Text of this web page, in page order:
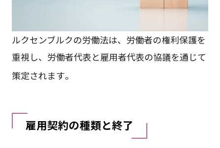
ルクセンブルクの労働法は、労働者の権利保護を
重視し、労働者代表と雇用者代表の協議を通じて
策定されます。
雇用契約の種類と終了